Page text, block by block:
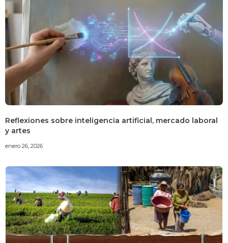
Reflexiones sobre inteligencia artificial, mercado laboral
y artes
enero 26, 2026